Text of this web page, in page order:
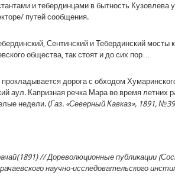
и тебердинцами в бытность Кузовлева
путей сообщения.
Сентинский и Тебердинский мосты
общества, так стоят и до сих пор…
дорога с обходом
аул. Капризная речка Мара во время летних
недели. (Газ. «Северный Кавказ», 1891, №39
// Дореволюционные публикации
научно-исследовательского